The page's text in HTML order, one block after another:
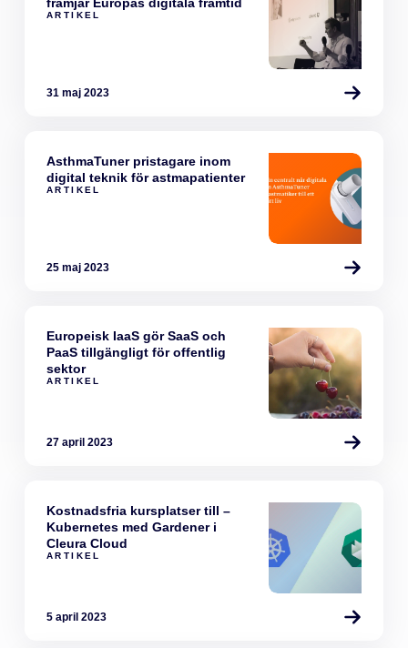
ARTIKEL
31 maj 2023
ARTIKEL
AsthmaTuner pristagare inom
digital teknik för astmapatienter
25 maj 2023
ARTIKEL
Europeisk IaaS gör SaaS och
PaaS tillgängligt för offentlig
sektor
27 april 2023
ARTIKEL
Kostnadsfria kursplatser till –
Kubernetes med Gardener i
Cleura Cloud
5 april 2023